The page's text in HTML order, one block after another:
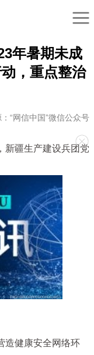
年暑期未成
，重点整治
：“网信中国”微信公众号
新疆生产建设兵团党
造健康安全网络环